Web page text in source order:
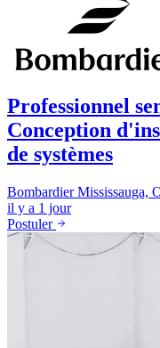
Professionnel
Conception
de systèmes
Bombardier Mississauga,
il y a 1 jour
Postuler